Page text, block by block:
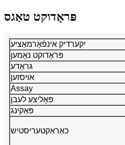
פּראָדוקט טאַגס
יקערדיק אינפֿאָרמאַציע
פּראָדוקט נאָמען
גראַדע
אויסזען
Assay
פּאָליצע לעבן
פּאַקינג
כאַראַקטעריסטיש